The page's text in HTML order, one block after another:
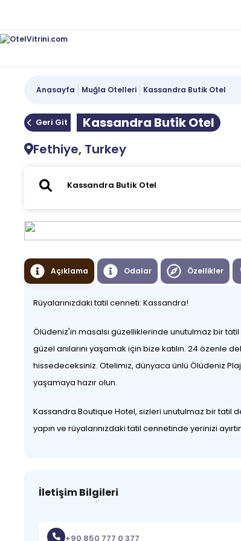
Anasayfa Muğla Otelleri Kassandra Butik Otel
Geri Git
Kassandra Butik Otel
Fethiye, Turkey
Açıklama Odalar Özellikler
Rüyalarınızdaki tatil cenneti: Kassandra!
Ölüdeniz'in masalsı güzelliklerinde unutulmaz bir
güzel anılarını yaşamak için bize katılın. 24 özenle
hissedeceksiniz. Otelimiz, dünyaca ünlü Ölüdeniz
yaşamaya hazır olun.
Kassandra Boutique Hotel, sizleri unutulmaz bir tatil
yapın ve rüyalarınızdaki tatil cennetinde yerinizi
İletişim Bilgileri
+90 850 777 0 377